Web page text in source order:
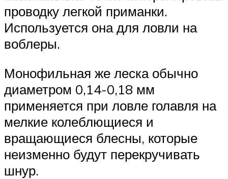
проводку легкой приманки.
Используется она для ловли на
воблеры.
Монофильная же леска обычно
диаметром 0,14-0,18 мм
применяется при ловле голавля на
мелкие колеблющиеся и
вращающиеся блесны, которые
неизменно будут перекручивать
шнур.